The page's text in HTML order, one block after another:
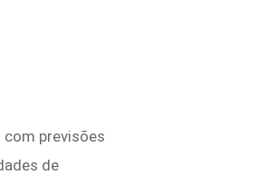
previsões
de